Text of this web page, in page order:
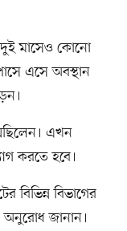
দুই মাসেও কোনো
এসে অবস্থান
এখন
করতে হবে।
বিভিন্ন বিভাগের
অনুরোধ জানান।